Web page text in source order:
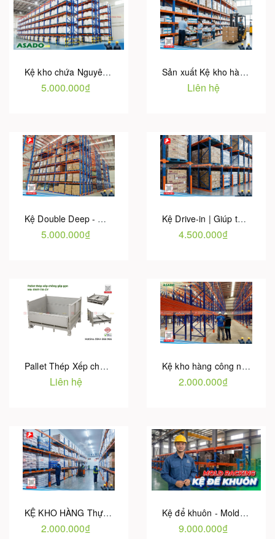
Kệ kho chứa Nguyên vật liệu - Bảo hành chính hãng | Hotu Việt Nam
5.000.000₫
Sản xuất Kệ kho hàng dược phẩm – Bảo hành 5 năm | Hotu Việt Nam
Liên hệ
Kệ Double Deep - Giải pháp tăng 30-40% Không gian so với Kệ Selective
5.000.000₫
Kệ Drive-in | Giúp tăng 50-75% Diện tích kho [ Giá tại Nhà máy ]
4.500.000₫
Pallet Thép Xếp chồng - Giá trực tiếp từ Nhà máy Hotu Việt Nam
Liên hệ
Kệ kho hàng công nghiệp - Giá tại Nhà máy | Bảo hành 5 Năm
2.000.000₫
KỆ KHO HÀNG Thực phẩm - Giá trực tiếp Nhà máy | Bảo hành 5 Năm
2.000.000₫
Kệ để khuôn - Mold Racking | Giải pháp lưu trữ khuôn mẫu phụ tùng
9.000.000₫